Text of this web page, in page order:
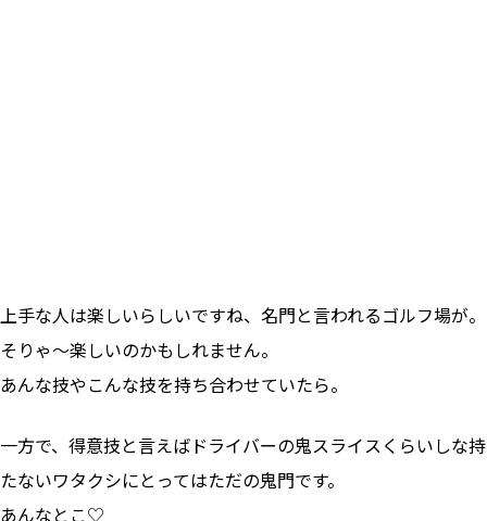
上手な人は楽しいらしいですね、名門と言われるゴルフ場が。
そりゃ〜楽しいのかもしれません。
あんな技やこんな技を持ち合わせていたら。
一方で、得意技と言えばドライバーの鬼スライスくらいしな持
たないワタクシにとってはただの鬼門です。
あんなとこ♡